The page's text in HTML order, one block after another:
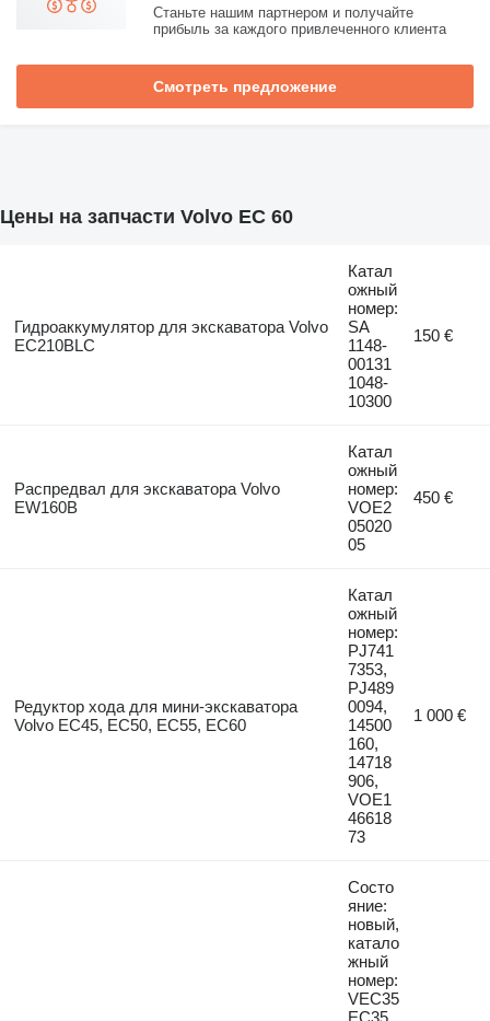
Станьте нашим партнером и получайте
прибыль за каждого привлеченного клиента
Смотреть предложение
Цены на запчасти Volvo EC 60
Гидроаккумулятор для экскаватора Volvo
EC210BLC
Катал
ожный
номер:
SA
1148-
00131
1048-
10300
150 €
Распредвал для экскаватора Volvo
EW160B
Катал
ожный
номер:
VOE2
05020
05
450 €
Редуктор хода для мини-экскаватора
Volvo EC45, EC50, EC55, EC60
Катал
ожный
номер:
PJ741
7353,
PJ489
0094,
14500
160,
14718
906,
VOE1
46618
73
1 000 €
Состо
яние:
новый,
катало
жный
номер:
VEC35
EC35